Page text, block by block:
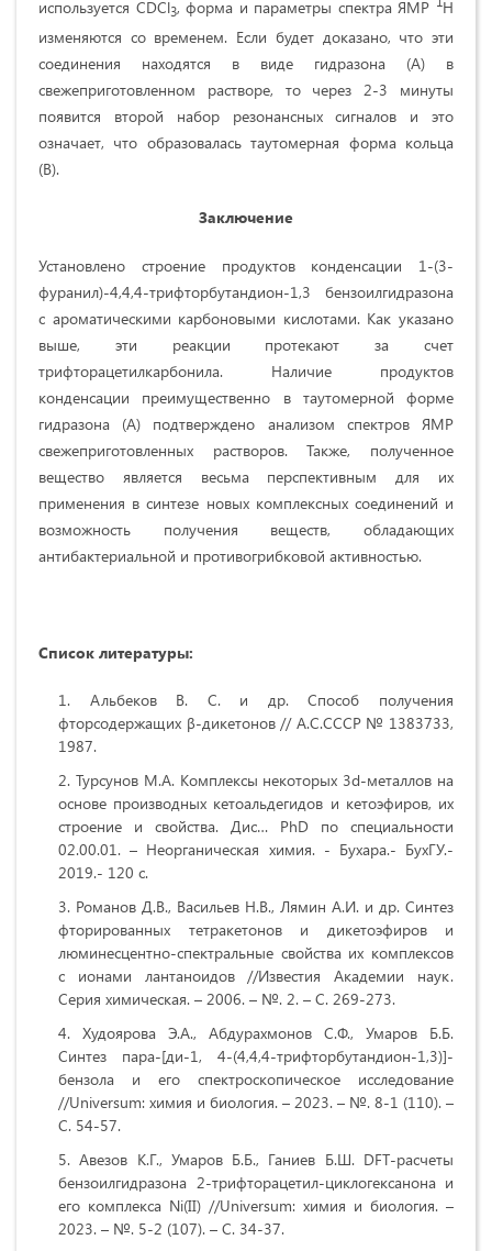
используется CDCl3, форма и параметры спектра ЯМР
H
изменяются со временем. Если будет доказано, что эти
соединения находятся в виде гидразона (А) в
свежеприготовленном растворе, то через 2-3 минуты
появится второй набор резонансных сигналов и это
означает, что образовалась таутомерная форма кольца
(B).
Заключение
Установлено строение продуктов конденсации 1-(3-
фуранил)-4,4,4-трифторбутандион-1,3 бензоилгидразона
с ароматическими карбоновыми кислотами. Как указано
выше, эти реакции протекают за счет
трифторацетилкарбонила. Наличие продуктов
конденсации преимущественно в таутомерной форме
гидразона (А) подтверждено анализом спектров ЯМР
свежеприготовленных растворов. Также, полученное
вещество является весьма перспективным для их
применения в синтезе новых комплексных соединений и
возможность получения веществ, обладающих
антибактериальной и противогрибковой активностью.
Список литературы:
Альбеков В. С. и др. Способ получения
фторсодержащих β-дикетонов // А.С.СССР № 1383733,
1987.
Турсунов М.А. Комплексы некоторых 3d-металлов на
основе производных кетоальдегидов и кетоэфиров, их
строение и свойства. Дис… PhD по специальности
02.00.01. – Неорганическая химия. - Бухара.- БухГУ.-
2019.- 120 с.
Романов Д.В., Васильев Н.В., Лямин А.И. и др. Синтез
фторированных тетракетонов и дикетоэфиров и
люминесцентно-спектральные свойства их комплексов
с ионами лантаноидов //Известия Академии наук.
Серия химическая. – 2006. – №. 2. – С. 269-273.
Худоярова Э.А., Абдурахмонов С.Ф., Умаров Б.Б.
Синтез пара-[ди-1, 4-(4,4,4-трифторбутандион-1,3)]-
бензола и его спектроскопическое исследование
//Universum: химия и биология. – 2023. – №. 8-1 (110). –
С. 54-57.
Авезов К.Г., Умаров Б.Б., Ганиев Б.Ш. DFT-расчеты
бензоилгидразона 2-трифторацетил-циклогексанона и
его комплекса Ni(II) //Universum: химия и биология. –
2023. – №. 5-2 (107). – С. 34-37.